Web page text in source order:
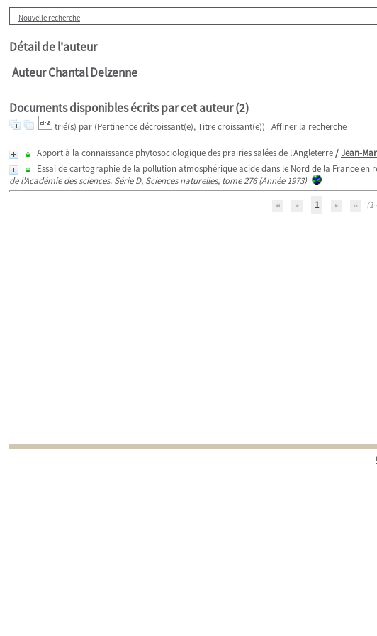
Nouvelle recherche
Détail de l'auteur
Auteur Chantal Delzenne
Documents disponibles écrits par cet auteur (2)
trié(s) par (Pertinence décroissant(e), Titre croissant(e)) Affiner la recherche
Apport à la connaissance phytosociologique des prairies salées de l'Angleterre/Jean-
Essai de cartographie de la pollution atmosphérique acide dans le Nord de la France en
de l'Académie des sciences. Série D, Sciences naturelles, tome 276 (Année 1973)
1
(1